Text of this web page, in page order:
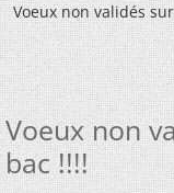
Voeux non validés
Voeux non
bac !!!!